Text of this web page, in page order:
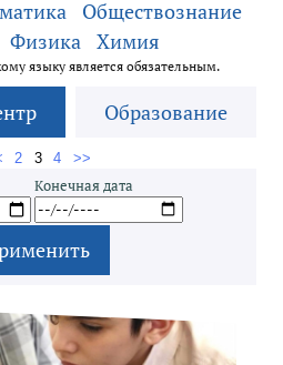
Обществознание
Физика Химия
языку является обязательным.
Образование
2 3 4 >>
Конечная дата